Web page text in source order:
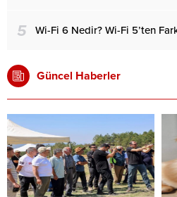
5 Wi-Fi 6 Nedir? Wi-Fi 5’ten
Güncel Haberler